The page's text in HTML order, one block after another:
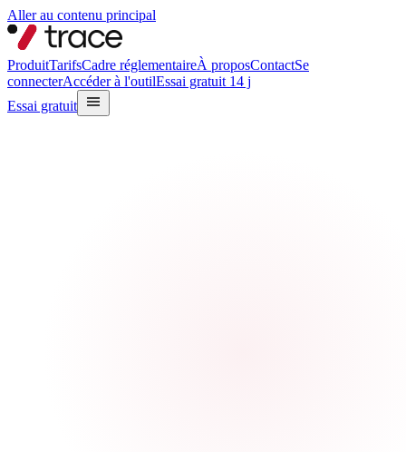
Aller au contenu principal
ProduitTarifsCadre réglementaireÀ proposContactSe
connecterAccéder à l'outilEssai gratuit 14 j
Essai gratuit